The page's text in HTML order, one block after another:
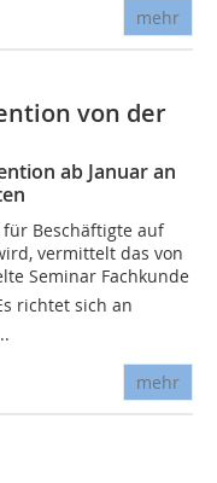
mehr
von der
ab Januar an
Beschäftigte auf
vermittelt das von
Seminar Fachkunde
richtet sich an
mehr